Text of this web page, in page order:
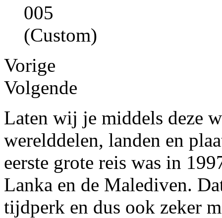
Vorige
Volgende
Laten wij je middels deze
werelddelen, landen en
eerste grote reis was in
Lanka en de Malediven.
tijdperk en dus ook zeker